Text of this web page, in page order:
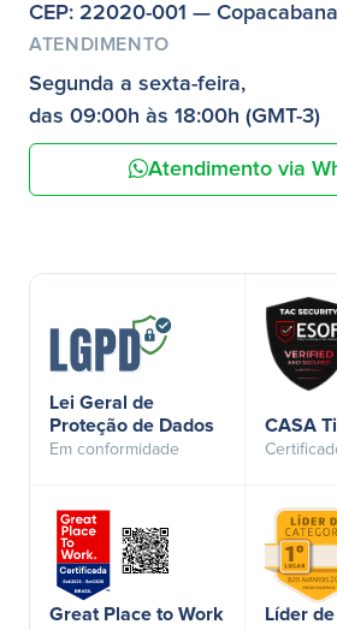
CEP: 22020-001 —
ATENDIMENTO
Segunda a sexta-feira,
das 09:00h às 18:00h (GMT-3)
Atendimento via
Lei Geral de
Proteção de Dados
Em conformidade
CASA
Great Place to Work Líder